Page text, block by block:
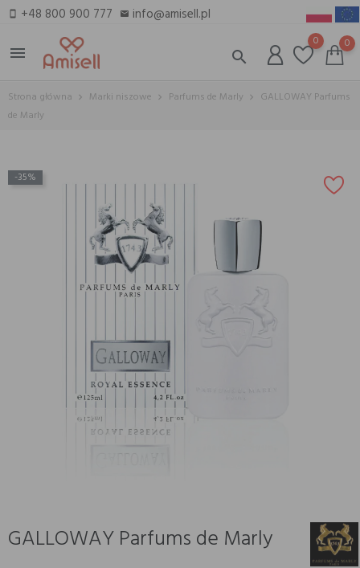
smartphone +48 800 900 777 email info@amisell.pl
menu
search
0 0
Strona główna Marki niszowe Parfums de Marly
GALLOWAY Parfums
de Marly
-35%
GALLOWAY Parfums de Marly